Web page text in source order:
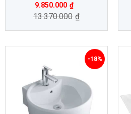
9.850.000 ₫
13.370.000 ₫
-18%